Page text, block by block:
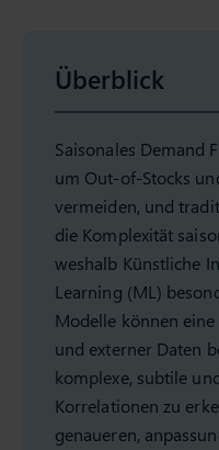
Überblick
Saisonales Demand
um Out-of-Stocks
vermeiden, und
die Komplexität
weshalb Künstliche
Learning (ML)
Modelle können
und externer Daten
komplexe, subtile
Korrelationen zu
genaueren,